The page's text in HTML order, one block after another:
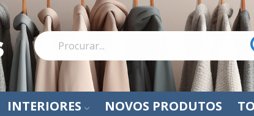
INTERIORES NOVOS PRODUTOS